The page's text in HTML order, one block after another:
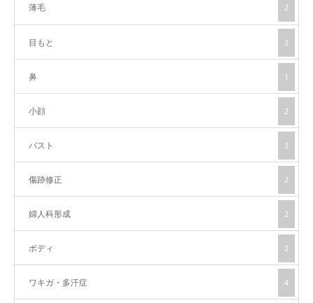
薄毛 2
目もと 2
鼻 1
小顔 2
バスト 3
傷跡修正 2
婦人科形成 2
ボディ 2
ワキガ・多汗症 4